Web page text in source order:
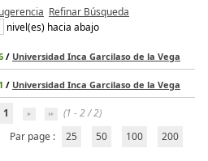
Refinar Búsqueda
nivel(es) hacia abajo
/ Universidad Inca Garcilaso de la Vega
/ Universidad Inca Garcilaso de la Vega
1
(1 - 2 / 2)
Par page :
25 50 100 200